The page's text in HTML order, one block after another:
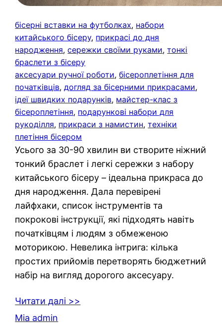
бісерні вставки на футболках, набори
китайського бісеру, прикрасі до дня
народження, сережки своїми руками, тонкі
браслети з бісеру
аксесуари ручної роботи, бісероплетіння для
початківців, догляд за бісерними прикрасами
ідеї швидких подарунків, майстер-клас з
бісероплетіння, подарункові набори для
рукоділля, прикраси з намистин, техніки
плетіння бісером
Усього за 30-90 хвилин ви створите ніжний
тонкий браслет і легкі сережки з набору
китайського бісеру – ідеальна прикраса до
дня народження. Дала перевірені
лайфхаки, список інструментів та
покрокові інструкції, які підходять навіть
початківцям і людям з обмеженою
моторикою. Невелика інтрига: кілька
простих прийомів перетворять бюджетний
набір на вигляд дорогого аксесуару.
Читати далі >>
Mia admin